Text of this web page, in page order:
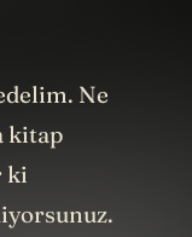
Ne
kitap
ki